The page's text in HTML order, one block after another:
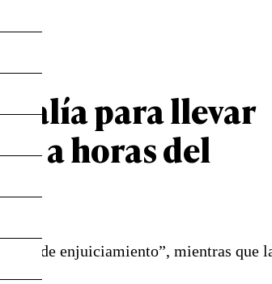
para llevar
a horas del
de enjuiciamiento”, mientras que